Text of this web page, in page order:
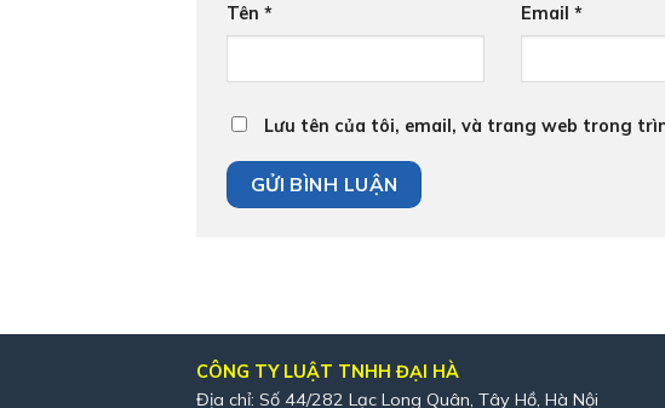
Tên * Email*
Lưu tên của tôi, email, và trang web trong
CÔNG TY LUẬT TNHH ĐẠI HÀ
Địa chỉ: Số 44/282 Lạc Long Quân, Tây Hồ, Hà Nội